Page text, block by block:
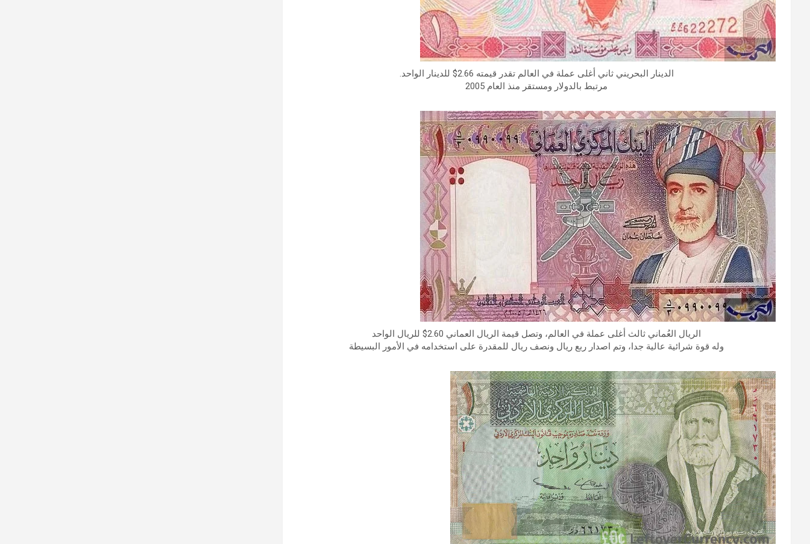
الدينار البحريني ثاني أغلى عملة في العالم تقدر قيمته 2.66$ للدينار الواحد.
مرتبط بالدولار ومستقر منذ العام 2005
الريال العُماني ثالث أغلى عملة في العالم، وتصل قيمة الريال العماني 2.60$ للريال الواحد
وله قوة شرائية عالية جدا، وتم اصدار ربع ريال ونصف ريال للمقدرة على استخدامه في الأمور البسيطة